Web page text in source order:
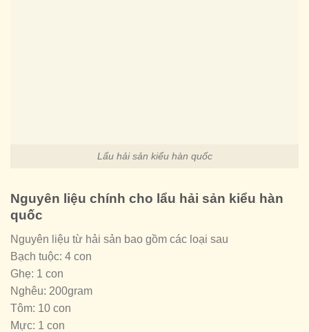
Lẩu hải sản kiểu hàn quốc
Nguyên liệu chính cho lẩu hải sản kiểu hàn
quốc
Nguyên liệu từ hải sản bao gồm các loại sau
Bạch tuộc: 4 con
Ghẹ: 1 con
Nghêu: 200gram
Tôm: 10 con
Mực: 1 con